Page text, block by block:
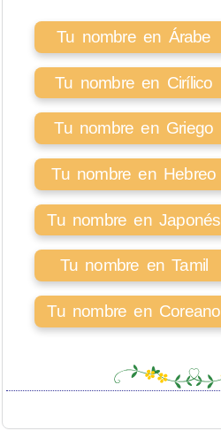
Tu nombre en Árabe
Tu nombre en Cirílico
Tu nombre en Griego
Tu nombre en Hebreo
Tu nombre en Japonés
Tu nombre en Tamil
Tu nombre en Coreano